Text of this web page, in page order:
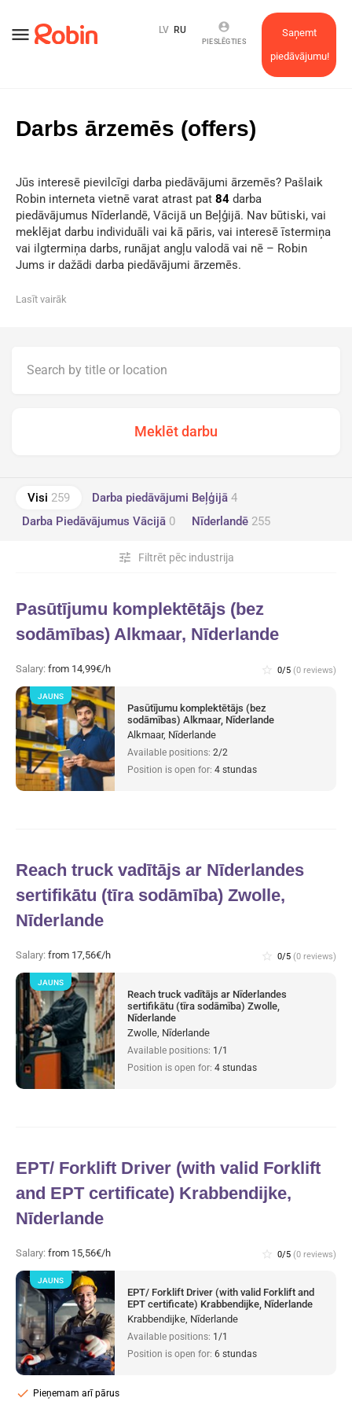
menu
Saņemt
piedāvājumu!
account_circle
PIESLĒGTIES
LV RU
Darbs ārzemēs (offers)
Jūs interesē pievilcīgi darba piedāvājumi ārzemēs? Pašlaik
Robin interneta vietnē varat atrast pat 84 darba
piedāvājumus Nīderlandē, Vācijā un Beļģijā. Nav būtiski, vai
meklējat darbu individuāli vai kā pāris, vai interesē īstermiņa
vai ilgtermiņa darbs, runājat angļu valodā vai nē – Robin
Jums ir dažādi darba piedāvājumi ārzemēs.
Lasīt vairāk
Visi 259 Darba piedāvājumi Beļģijā 4
Darba Piedāvājumus Vācijā 0 Nīderlandē 255
Filtrēt pēc industrija
tune
Pasūtījumu komplektētājs (bez
sodāmības) Alkmaar, Nīderlande
Salary: from 14,99€/h star_border 0/5 (0 reviews)
Pasūtījumu komplektētājs (bez
sodāmības) Alkmaar, Nīderlande
Alkmaar, Nīderlande
Available positions: 2/2
Position is open for: 4 stundas
JAUNS
Reach truck vadītājs ar Nīderlandes
sertifikātu (tīra sodāmība) Zwolle,
Nīderlande
Salary: from 17,56€/h star_border 0/5 (0 reviews)
Reach truck vadītājs ar Nīderlandes
sertifikātu (tīra sodāmība) Zwolle,
Nīderlande
Zwolle, Nīderlande
Available positions: 1/1
Position is open for: 4 stundas
JAUNS
EPT/ Forklift Driver (with valid Forklift
and EPT certificate) Krabbendijke,
Nīderlande
Salary: from 15,56€/h star_border 0/5 (0 reviews)
EPT/ Forklift Driver (with valid Forklift and
EPT certificate) Krabbendijke, Nīderlande
Krabbendijke, Nīderlande
Available positions: 1/1
Position is open for: 6 stundas
Pieņemam arī pārus
check
JAUNS